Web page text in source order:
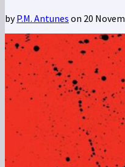
byP.M. Antunes on 20